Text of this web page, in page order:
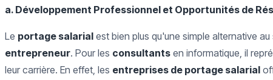
a. Développement Professionnel et Opportunités de
Le portage salarial est bien plus qu'une simple alternative
entrepreneur. Pour les consultants en informatique, il
leur carrière. En effet, les entreprises de portage salarial